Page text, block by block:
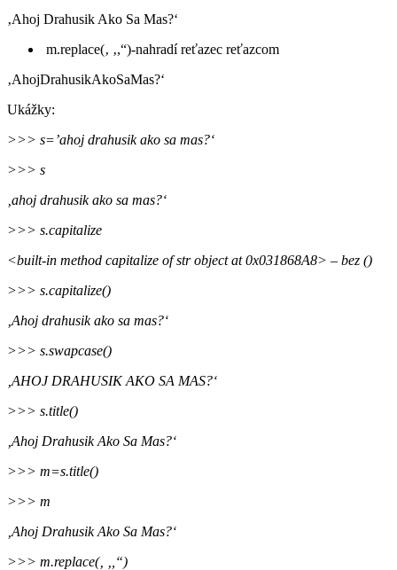
‚Ahoj Drahusik Ako Sa Mas?‘
m.replace(‚ ‚,“)-nahradí reťazec reťazcom
‚AhojDrahusikAkoSaMas?‘
Ukážky:
>>> s=’ahoj drahusik ako sa mas?‘
>>> s
‚ahoj drahusik ako sa mas?‘
>>> s.capitalize
<built-in method capitalize of str object at 0x031868A8> – bez ()
>>> s.capitalize()
‚Ahoj drahusik ako sa mas?‘
>>> s.swapcase()
‚AHOJ DRAHUSIK AKO SA MAS?‘
>>> s.title()
‚Ahoj Drahusik Ako Sa Mas?‘
>>> m=s.title()
>>> m
‚Ahoj Drahusik Ako Sa Mas?‘
>>> m.replace(‚ ‚,“)